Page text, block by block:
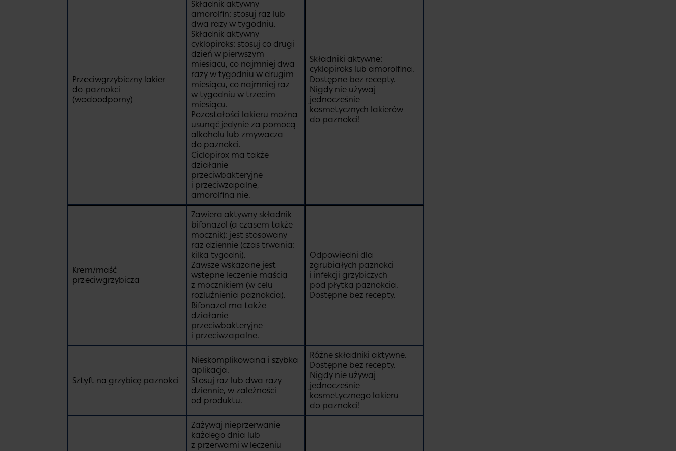
Przeciwgrzybiczny lakier
do paznokci
(wodoodporny)
Składnik aktywny
amorolfin: stosuj raz lub
dwa razy w tygodniu.
Składnik aktywny
cyklopiroks: stosuj co drugi
dzień w pierwszym
miesiącu, co najmniej dwa
razy w tygodniu w drugim
miesiącu, co najmniej raz
w tygodniu w trzecim
miesiącu.
Pozostałości lakieru można
usunąć jedynie za pomocą
alkoholu lub zmywacza
do paznokci.
Ciclopirox ma także
działanie
przeciwbakteryjne
i przeciwzapalne,
amorolfina nie.
Składniki aktywne:
cyklopiroks lub amorolfina.
Dostępne bez recepty.
Nigdy nie używaj
jednocześnie
kosmetycznych lakierów
do paznokci!
Krem/maść
przeciwgrzybicza
Zawiera aktywny składnik
bifonazol (a czasem także
mocznik): jest stosowany
raz dziennie (czas trwania:
kilka tygodni).
Zawsze wskazane jest
wstępne leczenie maścią
z mocznikiem (w celu
rozluźnienia paznokcia).
Bifonazol ma także
działanie
przeciwbakteryjne
i przeciwzapalne.
Odpowiedni dla
zgrubiałych paznokci
i infekcji grzybiczych
pod płytką paznokcia.
Dostępne bez recepty.
Sztyft na grzybicę paznokci
Nieskomplikowana i szybka
aplikacja.
Stosuj raz lub dwa razy
dziennie, w zależności
od produktu.
Różne składniki aktywne.
Dostępne bez recepty.
Nigdy nie używaj
jednocześnie
kosmetycznego lakieru
do paznokci!
Zażywaj nieprzerwanie
każdego dnia lub
z przerwami w leczeniu